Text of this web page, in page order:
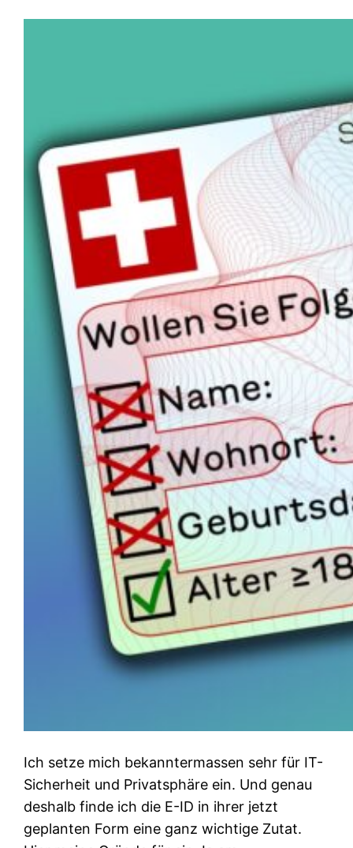
Ich setze mich bekanntermassen sehr für IT-
Sicherheit und Privatsphäre ein. Und genau
deshalb finde ich die E-ID in ihrer jetzt
geplanten Form eine ganz wichtige Zutat.